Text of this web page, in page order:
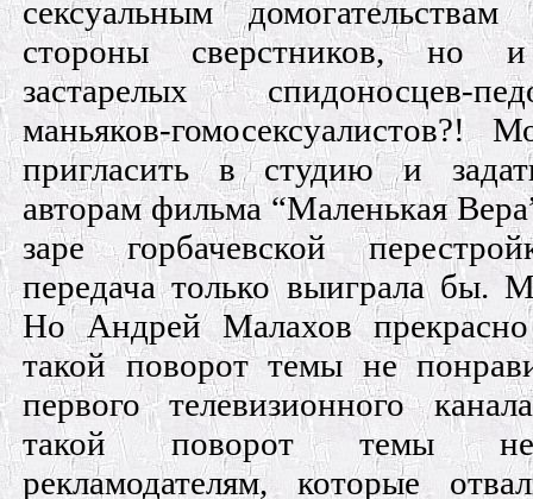
сексуальным
стороны сверстников, но
застарелых спидоносцев-
маньяков-
пригласить в студию и
авторам фильма “Маленькая
заре горбачевской
передача только выиграла
Но Андрей Малахов
такой поворот темы не
первого телевизионного
такой поворот темы не
рекламодателям, которые